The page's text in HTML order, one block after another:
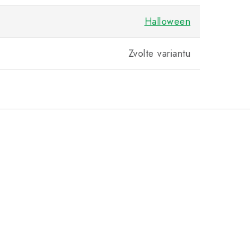
Halloween
Zvolte variantu